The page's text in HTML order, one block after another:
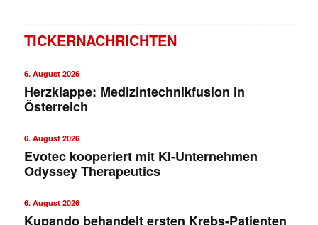
TICKERNACHRICHTEN
6. August 2026
Herzklappe: Medizintechnikfusion in
Österreich
6. August 2026
Evotec kooperiert mit KI-Unternehmen
Odyssey Therapeutics
6. August 2026
Kupando behandelt ersten Krebs-Patienten